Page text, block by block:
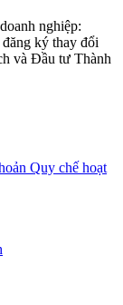
nghiệp:
ký thay đổi
và Đầu tư Thành
Quy chế hoạt